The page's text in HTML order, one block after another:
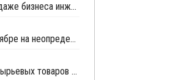
SABIC закрыла сделку по продаже бизнеса инженерных пластиков компании Mutares за USD450 млн
Taiwan Styrene Monomer в октябре на неопределенный срок остановит установку EBSM
Lotte Chemical переходит от сырьевых товаров к быстрорастущим секторам